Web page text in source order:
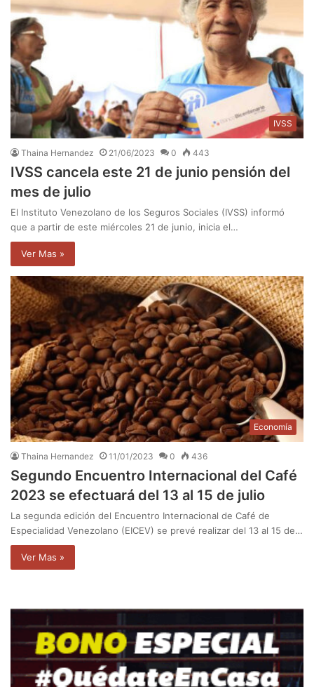
IVSS
Thaina Hernandez 21/06/2023 0 443
IVSS cancela este 21 de junio pensión del
mes de julio
El Instituto Venezolano de los Seguros Sociales (IVSS) informó
que a partir de este miércoles 21 de junio, inicia el…
Ver Mas »
Economía
Thaina Hernandez 11/01/2023 0 436
Segundo Encuentro Internacional del Café
2023 se efectuará del 13 al 15 de julio
La segunda edición del Encuentro Internacional de Café de
Especialidad Venezolano (EICEV) se prevé realizar del 13 al 15 de…
Ver Mas »